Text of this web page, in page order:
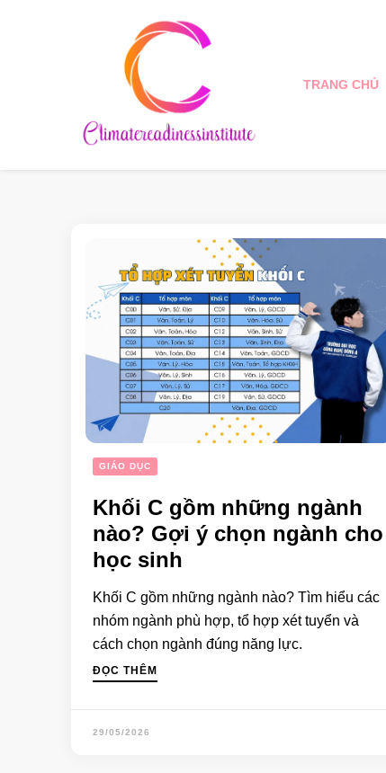
TRANG CHỦ
GIÁO DỤC
Khối C gồm những ngành
nào? Gợi ý chọn ngành cho
học sinh
Khối C gồm những ngành nào? Tìm hiểu các
nhóm ngành phù hợp, tổ hợp xét tuyển và
cách chọn ngành đúng năng lực.
ĐỌC THÊM
29/05/2026